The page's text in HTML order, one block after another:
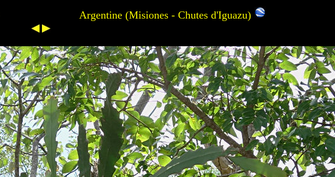
Argentine (Misiones - Chutes d'Iguazu)